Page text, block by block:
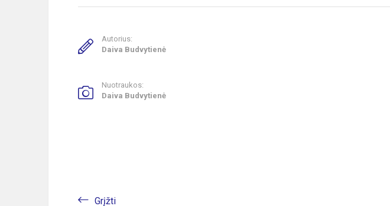
Autorius:
Daiva Budvytienė
Nuotraukos:
Daiva Budvytienė
Grįžti